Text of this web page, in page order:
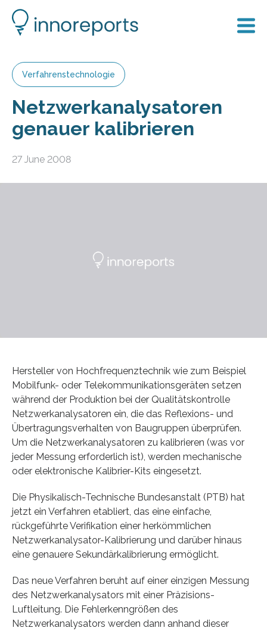
Verfahrenstechnologie
Netzwerkanalysatoren
genauer kalibrieren
27 June 2008
Hersteller von Hochfrequenztechnik wie zum Beispiel
Mobilfunk- oder Telekommunikationsgeräten setzen
während der Produktion bei der Qualitätskontrolle
Netzwerkanalysatoren ein, die das Reflexions- und
Übertragungsverhalten von Baugruppen überprüfen.
Um die Netzwerkanalysatoren zu kalibrieren (was vor
jeder Messung erforderlich ist), werden mechanische
oder elektronische Kalibrier-Kits eingesetzt.
Die Physikalisch-Technische Bundesanstalt (PTB) hat
jetzt ein Verfahren etabliert, das eine einfache,
rückgeführte Verifikation einer herkömmlichen
Netzwerkanalysator-Kalibrierung und darüber hinaus
eine genauere Sekundärkalibrierung ermöglicht.
Das neue Verfahren beruht auf einer einzigen Messung
des Netzwerkanalysators mit einer Präzisions-
Luftleitung. Die Fehlerkenngrößen des
Netzwerkanalysators werden dann anhand dieser